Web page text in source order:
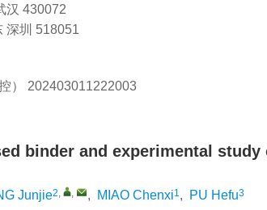
汉 430072
深圳 518051
）
202403011222003
binder and experimental
Junjie2, , , MIAO Chenxi1, PU Hefu3